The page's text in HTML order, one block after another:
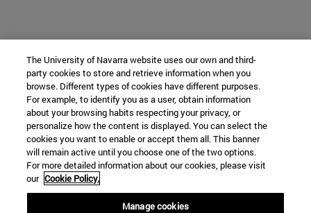
The University of Navarra website uses our own and third-
party cookies to store and retrieve information when you
browse. Different types of cookies have different purposes.
For example, to identify you as a user, obtain information
about your browsing habits respecting your privacy, or
personalize how the content is displayed. You can select the
cookies you want to enable or accept them all. This banner
will remain active until you choose one of the two options.
For more detailed information about our cookies, please visit
our Cookie Policy.
Manage cookies